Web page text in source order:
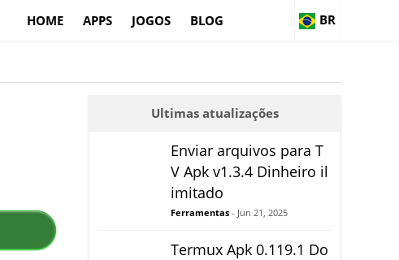
HOME APPS JOGOS BLOG BR
Ultimas atualizações
Enviar arquivos para T
V Apk v1.3.4 Dinheiro il
imitado
Ferramentas - Jun 21, 2025
Termux Apk 0.119.1 Do